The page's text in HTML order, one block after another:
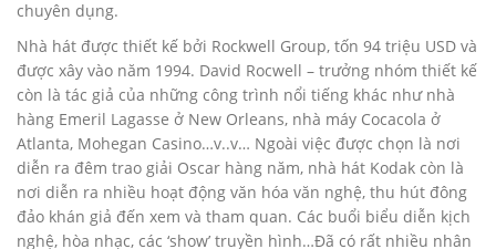
chuyên dụng.
Nhà hát được thiết kế bởi Rockwell Group, tốn 94 triệu USD và
được xây vào năm 1994. David Rocwell – trưởng nhóm thiết kế
còn là tác giả của những công trình nổi tiếng khác như nhà
hàng Emeril Lagasse ở New Orleans, nhà máy Cocacola ở
Atlanta, Mohegan Casino…v..v… Ngoài việc được chọn là nơi
diễn ra đêm trao giải Oscar hàng năm, nhà hát Kodak còn là
nơi diễn ra nhiều hoạt động văn hóa văn nghệ, thu hút đông
đảo khán giả đến xem và tham quan. Các buổi biểu diễn kịch
nghệ, hòa nhạc, các ‘show’ truyền hình…Đã có rất nhiều nhân